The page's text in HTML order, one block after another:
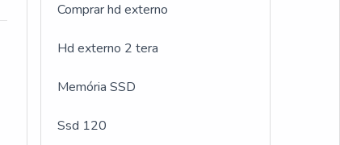
Comprar hd externo
Hd externo 2 tera
Memória SSD
Ssd 120